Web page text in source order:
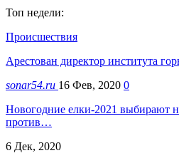
Топ недели:
Происшествия
Арестован директор института
sonar54.ru 16 Фев, 2020 0
Новогодние елки-2021 выбирают
против…
6 Дек, 2020